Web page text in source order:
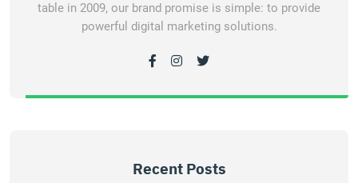
table in 2009, our brand promise is simple: to provide
powerful digital marketing solutions.
Recent Posts